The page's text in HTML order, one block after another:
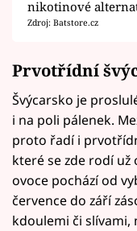
nikotinové
Zdroj: Batstore.cz
Prvotřídní
Švýcarsko je
i na poli pálenek.
proto řadí i
které se zde rodí už
ovoce pochází od
července do září
kdoulemi či slívami,